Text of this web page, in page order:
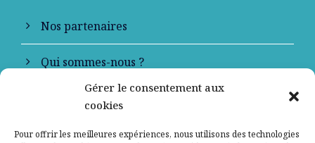
Gérer le consentement aux
cookies
Pour offrir les meilleures expériences, nous utilisons des technologies
Nos partenaires
Qui sommes-nous ?
Contactez-nous
Mentions légales